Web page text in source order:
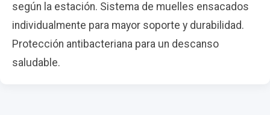
según la estación. Sistema de muelles ensacados
individualmente para mayor soporte y durabilidad.
Protección antibacteriana para un descanso
saludable.